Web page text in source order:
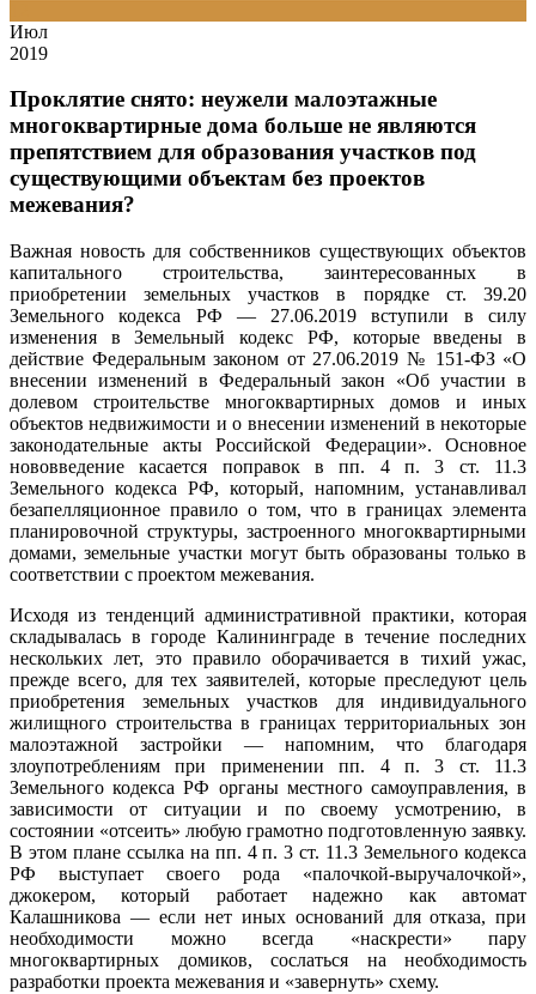
Июл
2019
Проклятие снято: неужели малоэтажные
многоквартирные дома больше не являются
препятствием для образования участков под
существующими объектам без проектов
межевания?
Важная новость для собственников существующих объектов
капитального строительства, заинтересованных в
приобретении земельных участков в порядке ст. 39.20
Земельного кодекса РФ — 27.06.2019 вступили в силу
изменения в Земельный кодекс РФ, которые введены в
действие Федеральным законом от 27.06.2019 № 151-ФЗ «О
внесении изменений в Федеральный закон «Об участии в
долевом строительстве многоквартирных домов и иных
объектов недвижимости и о внесении изменений в некоторые
законодательные акты Российской Федерации». Основное
нововведение касается поправок в пп. 4 п. 3 ст. 11.3
Земельного кодекса РФ, который, напомним, устанавливал
безапелляционное правило о том, что в границах элемента
планировочной структуры, застроенного многоквартирными
домами, земельные участки могут быть образованы только в
соответствии с проектом межевания.
Исходя из тенденций административной практики, которая
складывалась в городе Калининграде в течение последних
нескольких лет, это правило оборачивается в тихий ужас,
прежде всего, для тех заявителей, которые преследуют цель
приобретения земельных участков для индивидуального
жилищного строительства в границах территориальных зон
малоэтажной застройки — напомним, что благодаря
злоупотреблениям при применении пп. 4 п. 3 ст. 11.3
Земельного кодекса РФ органы местного самоуправления, в
зависимости от ситуации и по своему усмотрению, в
состоянии «отсеить» любую грамотно подготовленную заявку.
В этом плане ссылка на пп. 4 п. 3 ст. 11.3 Земельного кодекса
РФ выступает своего рода «палочкой-выручалочкой»,
джокером, который работает надежно как автомат
Калашникова — если нет иных оснований для отказа, при
необходимости можно всегда «наскрести» пару
многоквартирных домиков, сослаться на необходимость
разработки проекта межевания и «завернуть» схему.